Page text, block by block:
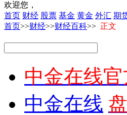
欢迎您，
首页 财经 股票 基金 黄金 外汇 期
首页>>财经>>财经百科>> 正文
中金在线
中金在线